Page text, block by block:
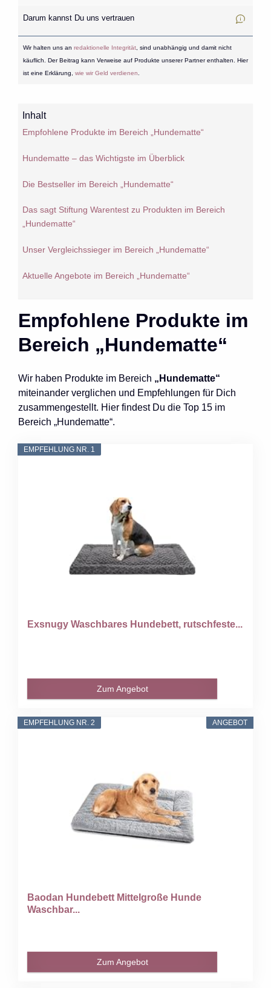
Darum kannst Du uns vertrauen
Wir halten uns an redaktionelle Integrität, sind unabhängig und damit nicht
käuflich. Der Beitrag kann Verweise auf Produkte unserer Partner enthalten. Hier
ist eine Erklärung, wie wir Geld verdienen
Inhalt
Empfohlene Produkte im Bereich „Hundematte“
Hundematte – das Wichtigste im Überblick
Die Bestseller im Bereich „Hundematte“
Das sagt Stiftung Warentest zu Produkten im Bereich
„Hundematte“
Unser Vergleichssieger im Bereich „Hundematte“
Aktuelle Angebote im Bereich „Hundematte“
Empfohlene Produkte im
Bereich „Hundematte“
Wir haben Produkte im Bereich „Hundematte“
miteinander verglichen und Empfehlungen für Dich
zusammengestellt. Hier findest Du die Top 15 im
Bereich „Hundematte“.
EMPFEHLUNG NR. 1
Exsnugy Waschbares Hundebett, rutschfeste...
Zum Angebot
ANGEBOT
EMPFEHLUNG NR. 2
Baodan Hundebett Mittelgroße Hunde
Waschbar...
Zum Angebot